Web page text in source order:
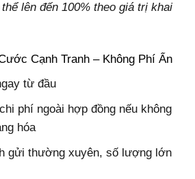
lên đến 100% theo giá trị khai
Cạnh Tranh – Không Phí Ẩn
từ đầu
phí ngoài hợp đồng nếu không
hóa
gửi thường xuyên, số lượng lớn